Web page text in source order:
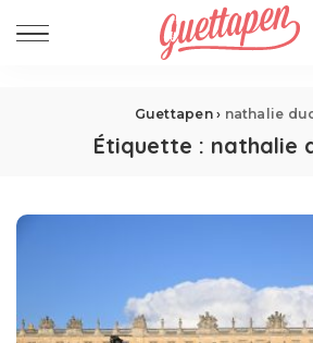
Guettapen› nathalie
Étiquette : nathalie